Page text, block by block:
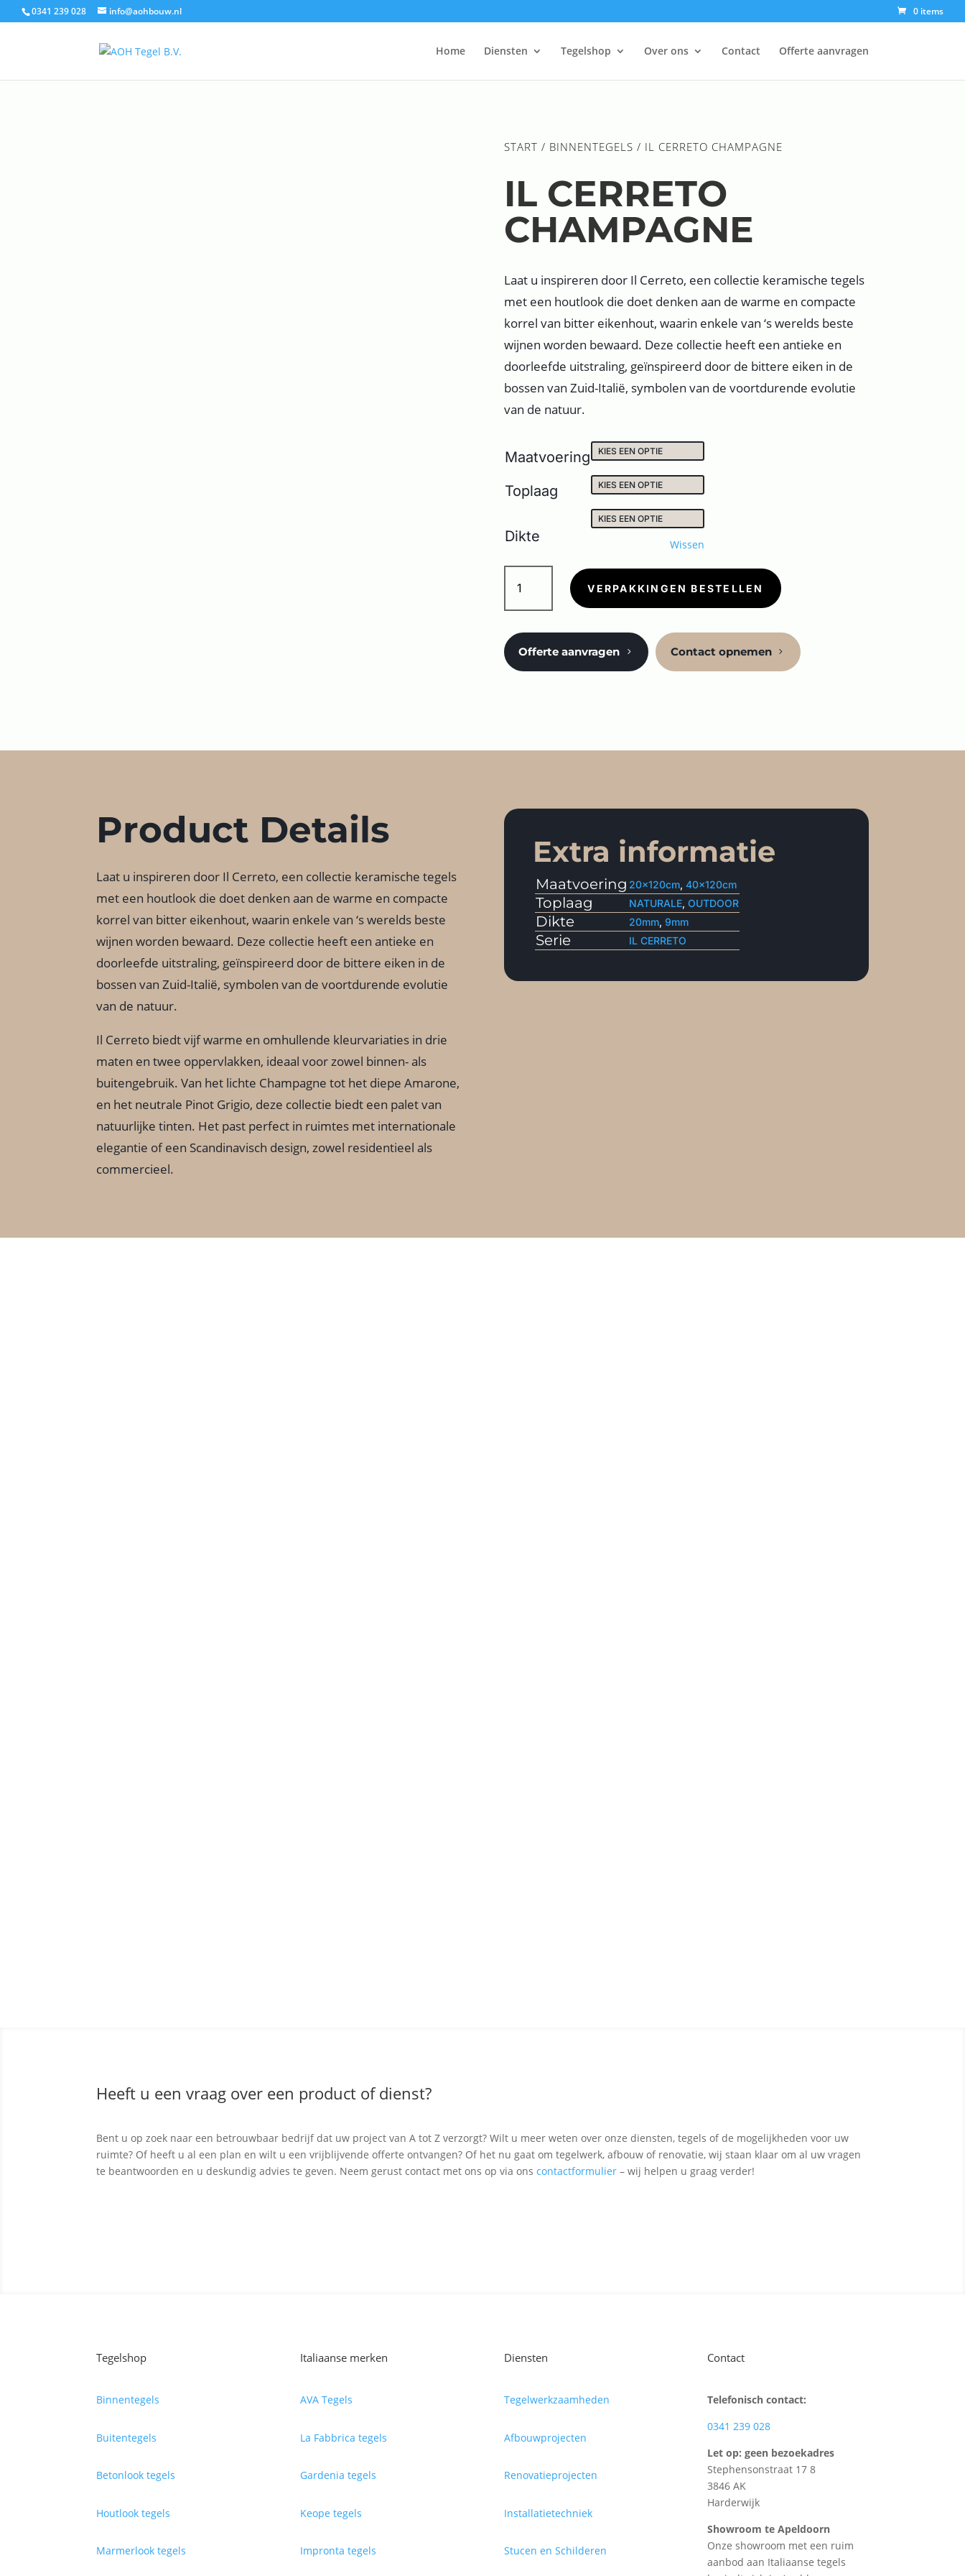
0341 239 028 info@aohbouw.nl 0 items
Home Diensten Tegelshop Over ons Contact Offerte aanvragen
START / BINNENTEGELS / IL CERRETO CHAMPAGNE
IL CERRETO
CHAMPAGNE
Laat u inspireren door Il Cerreto, een collectie keramische tegels
met een houtlook die doet denken aan de warme en compacte
korrel van bitter eikenhout, waarin enkele van ‘s werelds beste
wijnen worden bewaard. Deze collectie heeft een antieke en
doorleefde uitstraling, geïnspireerd door de bittere eiken in de
bossen van Zuid-Italië, symbolen van de voortdurende evolutie
van de natuur.
Maatvoering
Toplaag
Dikte Wissen
IL
CERRETO
CHAMPAGNE
VERPAKKINGEN BESTELLEN
Offerte aanvragen Contact opnemen
Product Details
Laat u inspireren door Il Cerreto, een collectie keramische tegels
met een houtlook die doet denken aan de warme en compacte
korrel van bitter eikenhout, waarin enkele van ‘s werelds beste
wijnen worden bewaard. Deze collectie heeft een antieke en
doorleefde uitstraling, geïnspireerd door de bittere eiken in de
bossen van Zuid-Italië, symbolen van de voortdurende evolutie
van de natuur.
Il Cerreto biedt vijf warme en omhullende kleurvariaties in drie
maten en twee oppervlakken, ideaal voor zowel binnen- als
buitengebruik. Van het lichte Champagne tot het diepe Amarone,
en het neutrale Pinot Grigio, deze collectie biedt een palet van
natuurlijke tinten. Het past perfect in ruimtes met internationale
elegantie of een Scandinavisch design, zowel residentieel als
commercieel.
Extra informatie
Maatvoering 20x120cm, 40x120cm
Toplaag NATURALE, OUTDOOR
Dikte 20mm, 9mm
Serie IL CERRETO
Heeft u een vraag over een product of dienst?
Bent u op zoek naar een betrouwbaar bedrijf dat uw project van A tot Z verzorgt? Wilt u meer weten over onze diensten, tegels of de mogelijkheden voor uw
ruimte? Of heeft u al een plan en wilt u een vrijblijvende offerte ontvangen? Of het nu gaat om tegelwerk, afbouw of renovatie, wij staan klaar om al uw vragen
te beantwoorden en u deskundig advies te geven. Neem gerust contact met ons op via onscontactformulier – wij helpen u graag verder!
Tegelshop
Binnentegels
Buitentegels
Betonlook tegels
Houtlook tegels
Marmerlook tegels
Italiaanse merken
AVA Tegels
La Fabbrica tegels
Gardenia tegels
Keope tegels
Impronta tegels
Diensten
Tegelwerkzaamheden
Afbouwprojecten
Renovatieprojecten
Installatietechniek
Stucen en Schilderen
Contact
Telefonisch contact:
0341 239 028
Let op: geen bezoekadres
Stephensonstraat 17 8
3846 AK
Harderwijk
Showroom te Apeldoorn
Onze showroom met een ruim
aanbod aan Italiaanse tegels